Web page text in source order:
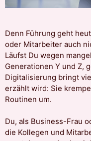
Denn Führung geht
oder Mitarbeiter auch
Läufst Du wegen
Generationen Y und Z,
Digitalisierung bringt
erzählt wird: Sie
Routinen um.
Du, als Business-Frau
die Kollegen und